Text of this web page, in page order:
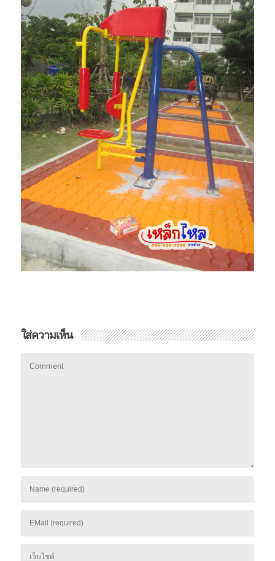
ใส่ความเห็น